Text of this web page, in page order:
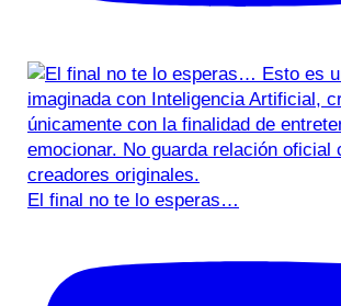
El final no te lo esperas…